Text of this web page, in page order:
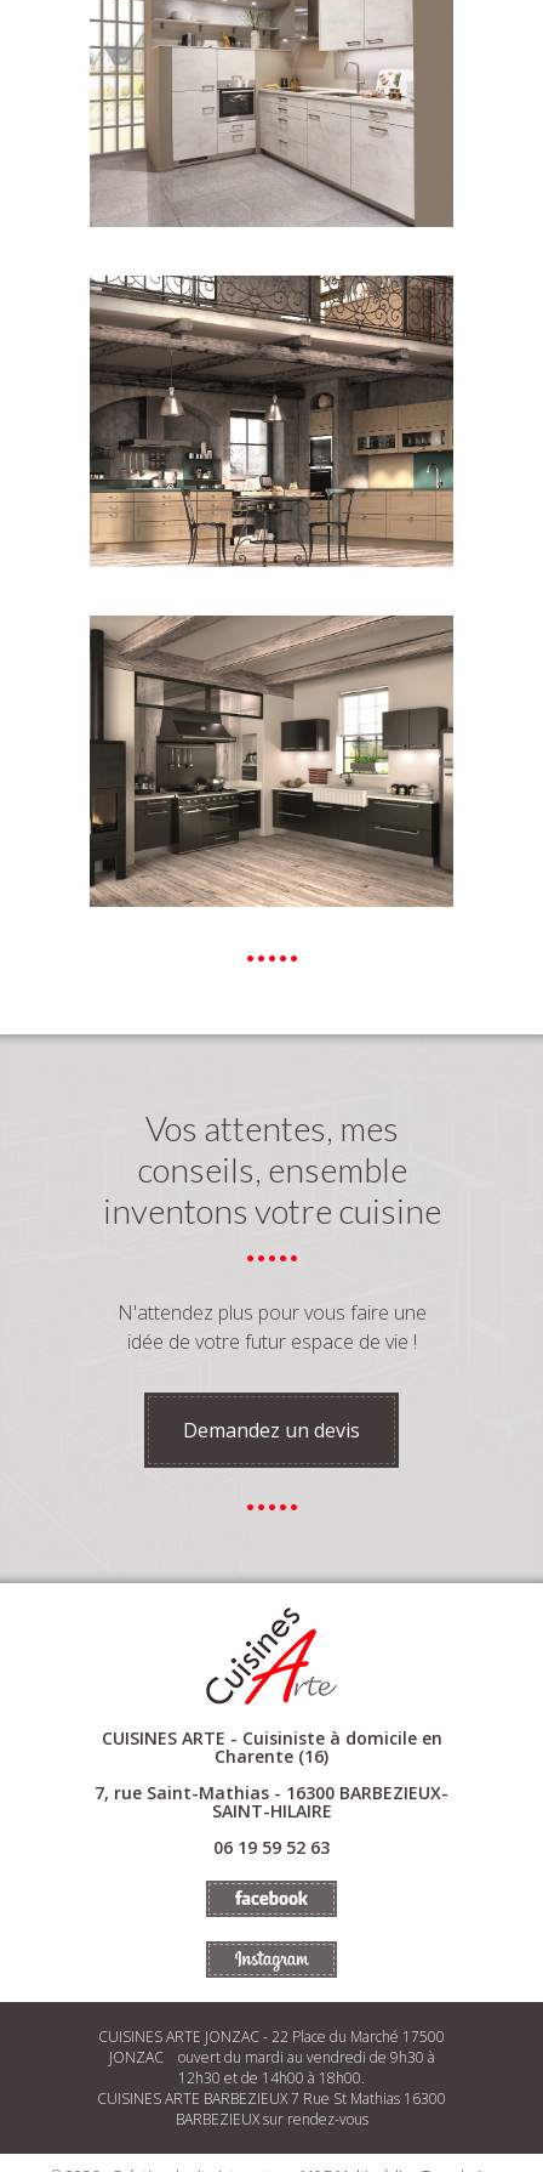
Vos attentes, mes
conseils, ensemble
inventons votre cuisine
N'attendez plus pour vous faire une
idée de votre futur espace de vie !
Demandez un devis
CUISINES ARTE - Cuisiniste à domicile en
Charente (16)
7, rue Saint-Mathias - 16300 BARBEZIEUX-
SAINT-HILAIRE
06 19 59 52 63
CUISINES ARTE JONZAC - 22 Place du Marché 17500
JONZAC ouvert du mardi au vendredi de 9h30 à
12h30 et de 14h00 à 18h00.
CUISINES ARTE BARBEZIEUX 7 Rue St Mathias 16300
BARBEZIEUX sur rendez-vous